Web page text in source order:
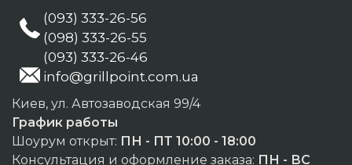
(093) 333-26-56
(098) 333-26-55
(093) 333-26-46
info@grillpoint.com.ua
Киев, ул. Автозаводская 99/4
График работы
Шоурум открыт: ПН - ПТ 10:00 - 18:00
Консультация и оформление заказа: ПН - ВС